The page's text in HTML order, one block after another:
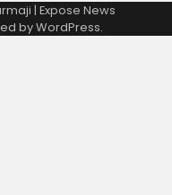
| Expose News
byWordPress.